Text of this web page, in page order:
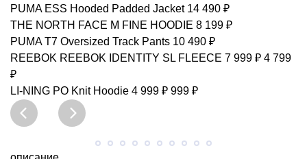
PUMA ESS Hooded Padded Jacket 14 490 ₽
THE NORTH FACE M FINE HOODIE 8 199 ₽
PUMA T7 Oversized Track Pants 10 490 ₽
REEBOK REEBOK IDENTITY SL FLEECE 7 999 ₽ 4 799
₽
LI-NING PO Knit Hoodie 4 999 ₽ 999 ₽